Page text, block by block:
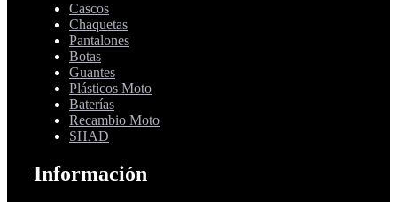
Cascos
Chaquetas
Pantalones
Botas
Guantes
Plásticos Moto
Baterías
Recambio Moto
SHAD
Información